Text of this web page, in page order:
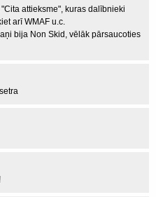
attieksme", kuras dalībnieki
arī WMAF u.c.
bija Non Skid, vēlāk pārsaucoties